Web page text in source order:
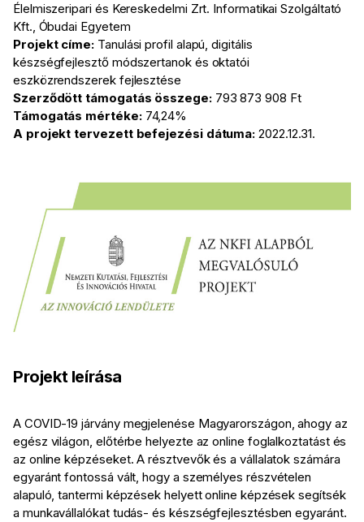
Élelmiszeripari és Kereskedelmi Zrt. Informatikai Szolgáltató
Kft., Óbudai Egyetem
Projekt címe: Tanulási profil alapú, digitális
készségfejlesztő módszertanok és oktatói
eszközrendszerek fejlesztése
Szerződött támogatás összege: 793 873 908 Ft
Támogatás mértéke: 74,24%
A projekt tervezett befejezési dátuma: 2022.12.31.
Projekt leírása
A COVID-19 járvány megjelenése Magyarországon, ahogy az
egész világon, előtérbe helyezte az online foglalkoztatást és
az online képzéseket. A résztvevők és a vállalatok számára
egyaránt fontossá vált, hogy a személyes részvételen
alapuló, tantermi képzések helyett online képzések segítsék
a munkavállalókat tudás- és készségfejlesztésben egyaránt.